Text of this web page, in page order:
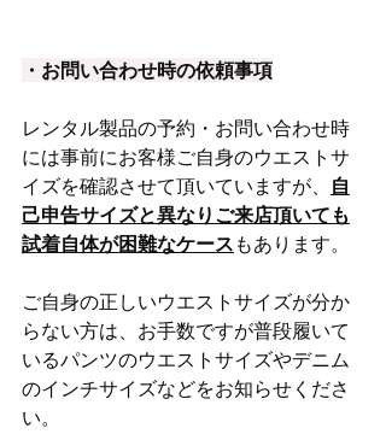
・お問い合わせ時の依頼事項
レンタル製品の予約・お問い合わせ時
には事前にお客様ご自身のウエストサ
イズを確認させて頂いていますが、 自
己申告サイズと異なりご来店頂いても
試着自体が困難なケース もあります。
ご自身の正しいウエストサイズが分か
らない方は、お手数ですが普段履いて
いるパンツのウエストサイズやデニム
のインチサイズなどをお知らせくださ
い。